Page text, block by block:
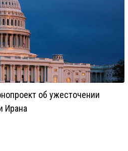
об ужесточении
Ирана